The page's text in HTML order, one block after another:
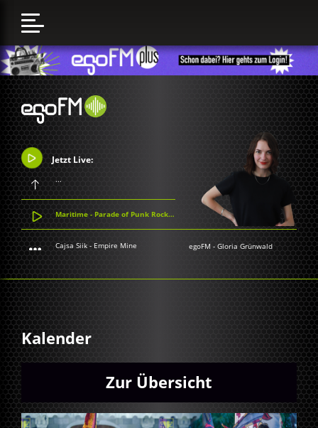
Jetzt Live:
...
Maritime - Parade of Punk Rock T-Shirts
Cajsa Siik - Empire Mine egoFM -Gloria Grünwald
Kalender
Zur Übersicht